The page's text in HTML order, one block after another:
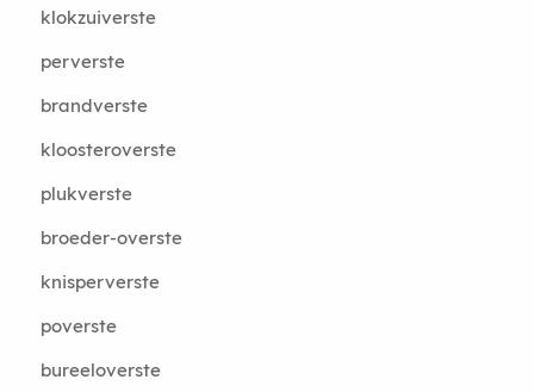
klokzuiverste
perverste
brandverste
kloosteroverste
plukverste
broeder-overste
knisperverste
poverste
bureeloverste